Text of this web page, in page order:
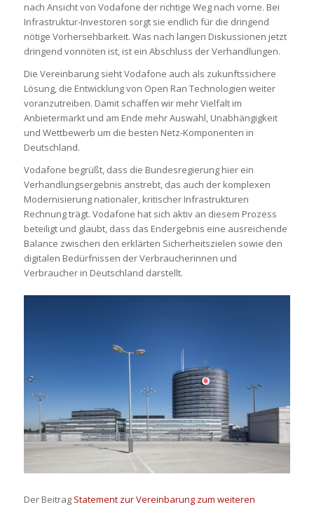
nach Ansicht von Vodafone der richtige Weg nach vorne. Bei
Infrastruktur-Investoren sorgt sie endlich für die dringend
nötige Vorhersehbarkeit. Was nach langen Diskussionen jetzt
dringend vonnöten ist, ist ein Abschluss der Verhandlungen.
Die Vereinbarung sieht Vodafone auch als zukunftssichere
Lösung, die Entwicklung von Open Ran Technologien weiter
voranzutreiben. Damit schaffen wir mehr Vielfalt im
Anbietermarkt und am Ende mehr Auswahl, Unabhängigkeit
und Wettbewerb um die besten Netz-Komponenten in
Deutschland.
Vodafone begrüßt, dass die Bundesregierung hier ein
Verhandlungsergebnis anstrebt, das auch der komplexen
Modernisierung nationaler, kritischer Infrastrukturen
Rechnung trägt. Vodafone hat sich aktiv an diesem Prozess
beteiligt und glaubt, dass das Endergebnis eine ausreichende
Balance zwischen den erklärten Sicherheitszielen sowie den
digitalen Bedürfnissen der Verbraucherinnen und
Verbraucher in Deutschland darstellt.
Der Beitrag Statement zur Vereinbarung zum weiteren